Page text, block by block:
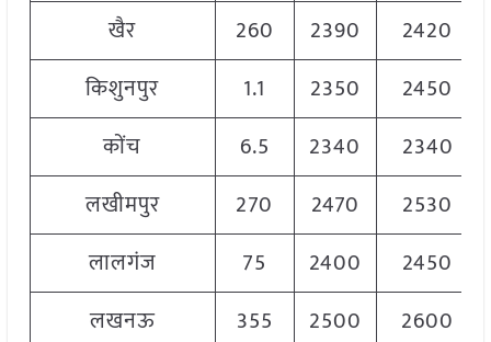
खैर
260 2390
2420
किशुनपुर
1.1 2350 2450
कोंच
6.5 2340
2340
लखीमपुर
270 2470 2530
लालगंज
75 2400
2450
लखनऊ
355 2500
2600